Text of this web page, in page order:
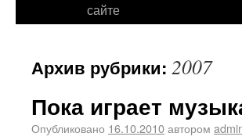
сайте
Архив рубрики: 2007
Пока играет
Опубликовано 16.10.2010автором